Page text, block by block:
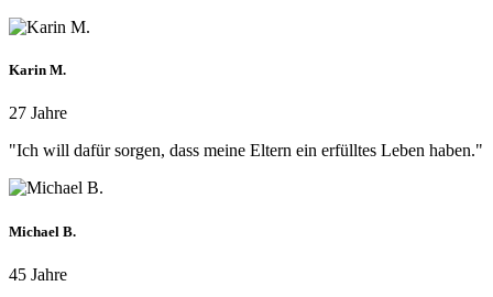
Karin M.
27 Jahre
"Ich will dafür sorgen, dass meine Eltern ein erfülltes Leben haben."
Michael B.
45 Jahre